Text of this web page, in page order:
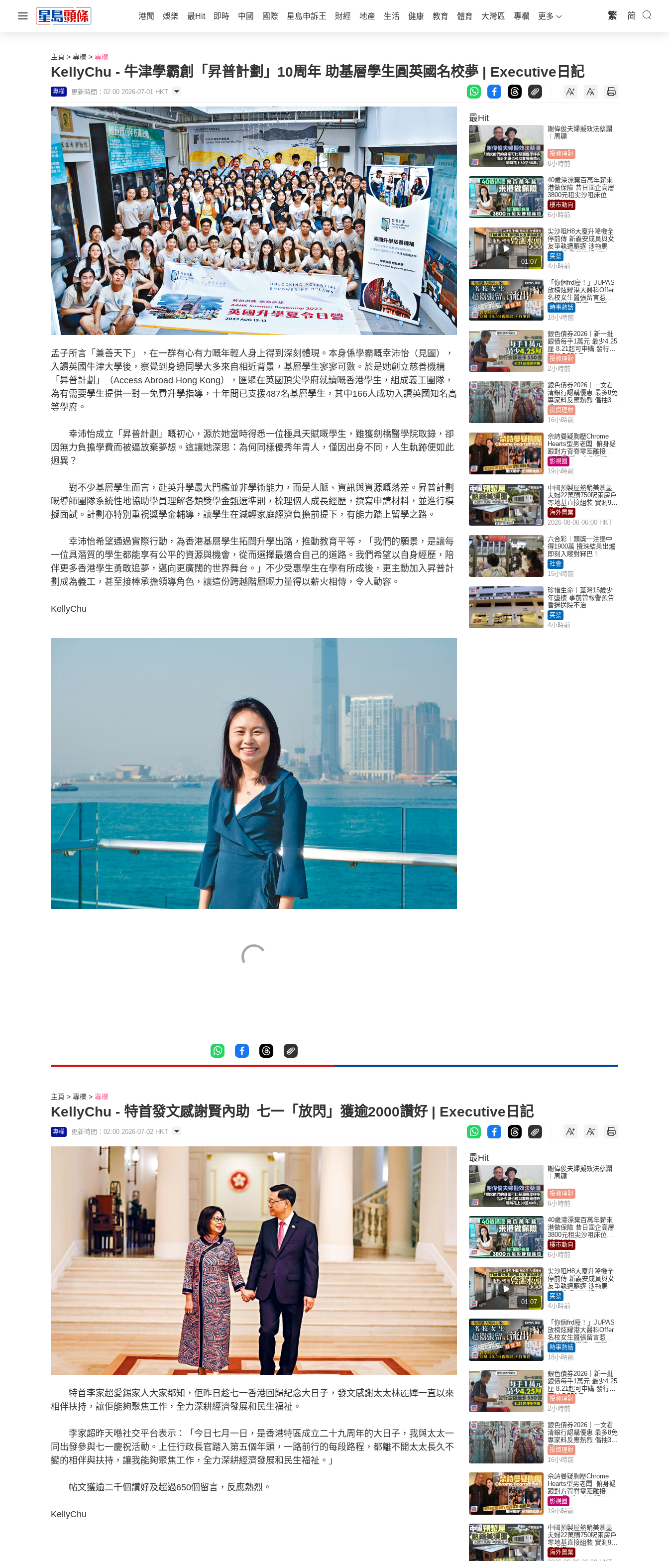
港聞 娛樂 最Hit 即時 中國 國際 星島申訴王 財經 地產 生活 健康 教育 體育 大灣區 專欄 更多 繁 简
主頁 專欄 專欄
KellyChu - 牛津學霸創「昇普計劃」10周年 助基層學生圓英國名校夢 | Executive日記
專欄 更新時間：02:00 2026-07-01 HKT
孟子所言「兼善天下」，在一群有心有力嘅年輕人身上得到深刻體現。本身係學霸嘅幸沛怡（見圖），
入讀英國牛津大學後，察覺到身邊同學大多來自相近背景，基層學生寥寥可數。於是她創立慈善機構
「昇普計劃」（Access Abroad Hong Kong），匯聚在英國頂尖學府就讀嘅香港學生，組成義工團隊，
為有需要學生提供一對一免費升學指導，十年間已支援487名基層學生，其中166人成功入讀英國知名高
等學府。
幸沛怡成立「昇普計劃」嘅初心，源於她當時得悉一位極具天賦嘅學生，雖獲劍橋醫學院取錄，卻
因無力負擔學費而被逼放棄夢想。這讓她深思：為何同樣優秀年青人，僅因出身不同，人生軌跡便如此
迥異？
對不少基層學生而言，赴英升學最大門檻並非學術能力，而是人脈、資訊與資源嘅落差。昇普計劃
嘅導師團隊系統性地協助學員理解各類獎學金甄選準則，梳理個人成長經歷，撰寫申請材料，並進行模
擬面試。計劃亦特別重視獎學金輔導，讓學生在減輕家庭經濟負擔前提下，有能力踏上留學之路。
幸沛怡希望通過實際行動，為香港基層學生拓闊升學出路，推動教育平等，「我們的願景，是讓每
一位具潛質的學生都能享有公平的資源與機會，從而選擇最適合自己的道路。我們希望以自身經歷，陪
伴更多香港學生勇敢追夢，邁向更廣闊的世界舞台。」不少受惠學生在學有所成後，更主動加入昇普計
劃成為義工，甚至接棒承擔領導角色，讓這份跨越階層嘅力量得以薪火相傳，令人動容。
KellyChu
最Hit
謝偉俊夫婦擬效法蔡瀾
｜周顯
投資理財
6小時前
40歲港漂棄百萬年薪來
港做保險 昔日國企高層
3800元租尖沙咀床位｜
租盤Million
樓市動向
6小時前
01:07
尖沙咀H8大廈升降機全
停前傳 新義安成員與女
友爭執遭驅逐 涉拖馬刑
毀被捕 警另通緝4男
突發
4小時前
「你個frd廢！」JUPAS
放榜炫耀港大醫科Offer
名校女生囂張留言惹眾
怒 醫學院澄清：宣稱
「40.5分獲錄取」不符事
實｜Juicy叮
時事熱話
18小時前
銀色債券2026｜新一批
銀債每手1萬元 最少4.25
厘 8.21起可申購 發行金
額最多550億
投資理財
2小時前
銀色債券2026｜一文看
清銀行認購優惠 最多8免
專家料反應熱烈 倡抽30
手
投資理財
16小時前
佘詩曼疑胸壓Chrome
Hearts型男老闆 俯身疑
跟對方背脊零距離接觸
網民驚呼：企側邊唔
得？
影視圈
19小時前
中國預製屋熱銷美澳墨
夫婦22萬購750呎兩房戶
零地基直接組裝 實測9個
月激讚
海外置業
2026-08-06 06:00 HKT
六合彩︱頭獎一注獨中
得1900萬 攪珠結果出爐
即刻入嚟對冧巴！
社會
15小時前
珍惜生命｜荃灣15歲少
年墮樓 事前曾報警預告
昏迷送院不治
突發
4小時前
主頁 專欄 專欄
KellyChu - 特首發文感謝賢內助 七一「放閃」獲逾2000讚好 | Executive日記
專欄 更新時間：02:00 2026-07-02 HKT
特首李家超愛錫家人大家都知，佢昨日趁七一香港回歸紀念大日子，發文感謝太太林麗嬋一直以來
相伴扶持，讓佢能夠聚焦工作，全力深耕經濟發展和民生福祉。
李家超昨天喺社交平台表示：「今日七月一日，是香港特區成立二十九周年的大日子，我與太太一
同出發參與七一慶祝活動。上任行政長官踏入第五個年頭，一路前行的每段路程，都離不開太太長久不
變的相伴與扶持，讓我能夠聚焦工作，全力深耕經濟發展和民生福祉。」
帖文獲逾二千個讚好及超過650個留言，反應熱烈。
KellyChu
最Hit
謝偉俊夫婦擬效法蔡瀾
｜周顯
投資理財
6小時前
40歲港漂棄百萬年薪來
港做保險 昔日國企高層
3800元租尖沙咀床位｜
租盤Million
樓市動向
6小時前
01:07
尖沙咀H8大廈升降機全
停前傳 新義安成員與女
友爭執遭驅逐 涉拖馬刑
毀被捕 警另通緝4男
突發
4小時前
「你個frd廢！」JUPAS
放榜炫耀港大醫科Offer
名校女生囂張留言惹眾
怒 醫學院澄清：宣稱
「40.5分獲錄取」不符事
實｜Juicy叮
時事熱話
18小時前
銀色債券2026｜新一批
銀債每手1萬元 最少4.25
厘 8.21起可申購 發行金
額最多550億
投資理財
2小時前
銀色債券2026｜一文看
清銀行認購優惠 最多8免
專家料反應熱烈 倡抽30
手
投資理財
16小時前
佘詩曼疑胸壓Chrome
Hearts型男老闆 俯身疑
跟對方背脊零距離接觸
網民驚呼：企側邊唔
得？
影視圈
19小時前
中國預製屋熱銷美澳墨
夫婦22萬購750呎兩房戶
零地基直接組裝 實測9個
月激讚
海外置業